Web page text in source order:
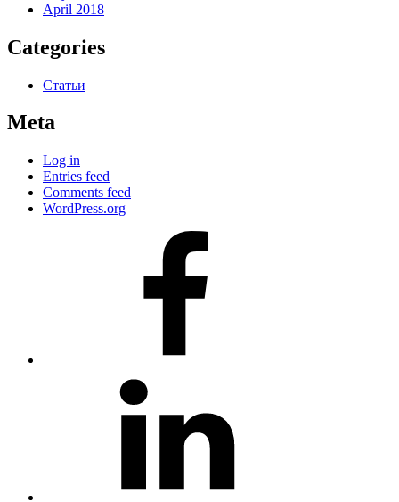
April 2018
Categories
Статьи
Meta
Log in
Entries feed
Comments feed
WordPress.org